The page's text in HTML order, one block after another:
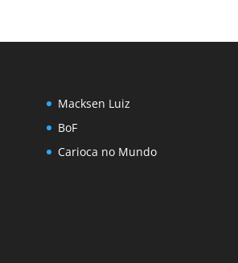
Macksen Luiz
BoF
Carioca no Mundo